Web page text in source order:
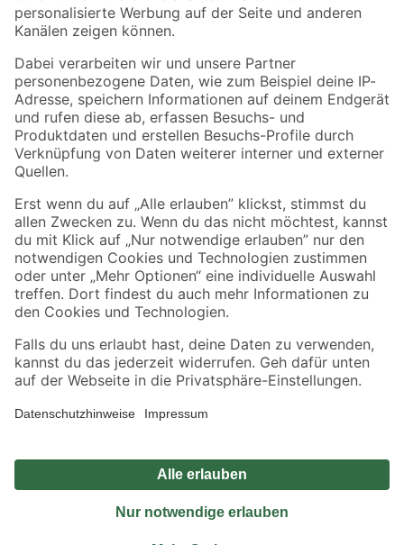
Folge uns
Zahlungsarten Versandarten
Sicher einkaufen
Jetzt die toom-App herunterladen
Alle Preisangaben in EUR inkl. gesetzl. MwSt.. Die dargestellten Angebote sind unter
Umständen nicht in allen Märkten verfügbar. Die angegebenen Verfügbarkeiten beziehen
Produkte nur solange der Vorrat reicht.
*Paketversand ab 59 € versandkostenfrei, gilt nicht für Artikel mit Speditionsversand, hier
Privatsphäre Impressum
Nutzungsbedingungen
Widerrufsrecht
Vertrag widerrufen